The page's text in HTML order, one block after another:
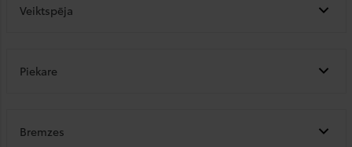
Veiktspēja
Piekare
Bremzes